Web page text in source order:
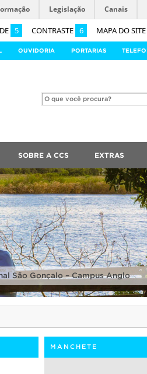
5 CONTRASTE 6 MAPA DO SITE
Legislação Canais
OUVIDORIA PORTARIAS
SOBRE A CCS EXTRAS
São Gonçalo – Campus Anglo
MANCHETE